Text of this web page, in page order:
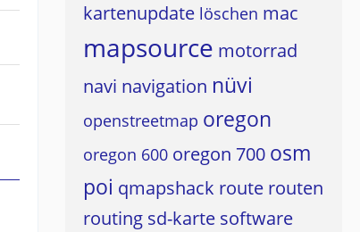
kartenupdate löschen mac
mapsource motorrad
navi navigation nüvi
openstreetmap oregon
oregon 600 oregon 700 osm
poi qmapshack route routen
routing sd-karte software